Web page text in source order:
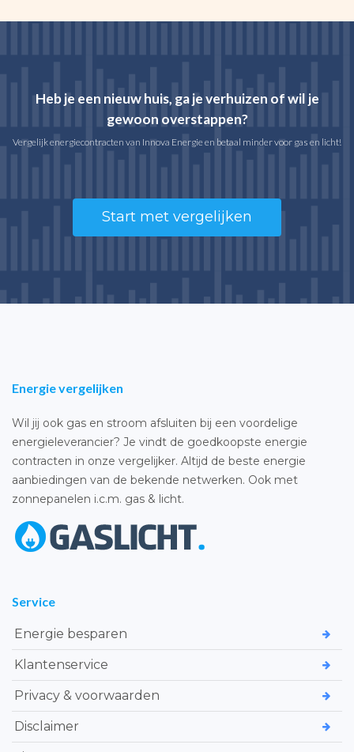
Heb je een nieuw huis, ga je verhuizen of wil je
gewoon overstappen?
Vergelijk energiecontracten van Innova Energie en betaal minder voor gas en licht!
Start met vergelijken
Energie vergelijken
Wil jij ook gas en stroom afsluiten bij een voordelige
energieleverancier? Je vindt de goedkoopste energie
contracten in onze vergelijker. Altijd de beste energie
aanbiedingen van de bekende netwerken. Ook met
zonnepanelen i.c.m. gas & licht.
Service
Energie besparen
Klantenservice
Privacy & voorwaarden
Disclaimer